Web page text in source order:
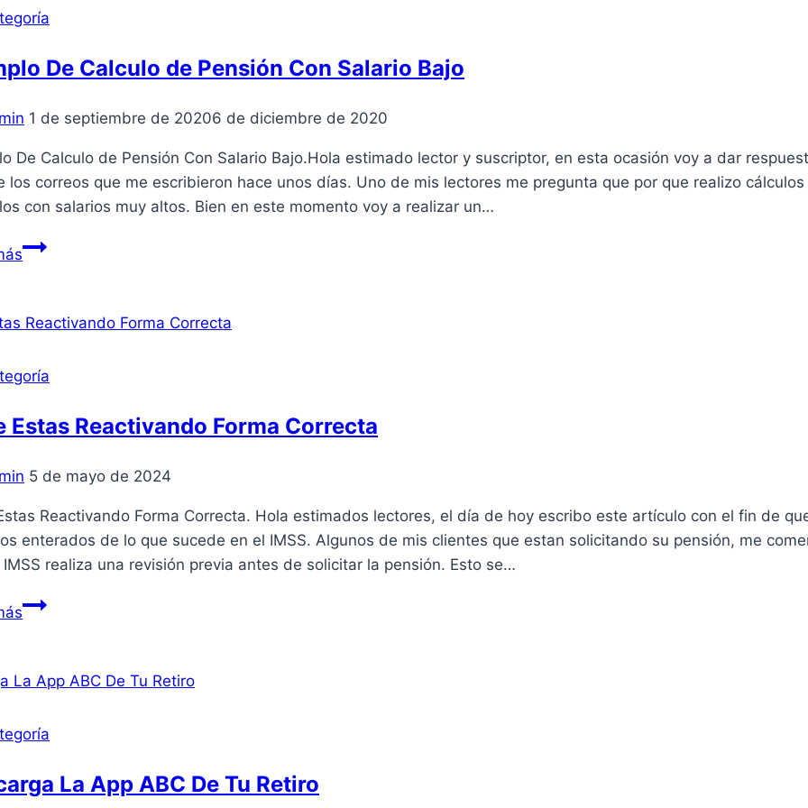
De Calculo de Pensión Con Salario Bajo
1 de septiembre de 20206 de diciembre de 2020
De Calculo de Pensión Con Salario Bajo.Hola estimado lector y suscriptor, en esta ocasión voy a dar
los correos que me escribieron hace unos días. Uno de mis lectores me pregunta que por que realizo cálculos
con salarios muy altos. Bien en este momento voy a realizar un…
Ejemplo
de
Con
Bajo
Estas Reactivando Forma Correcta
5 de mayo de 2024
Reactivando Forma Correcta. Hola estimados lectores, el día de hoy escribo este artículo con el fin de
enterados de lo que sucede en el IMSS. Algunos de mis clientes que estan solicitando su pensión, me
realiza una revisión previa antes de solicitar la pensión. Esto se…
Si
Reactivando
Correcta
La App ABC De Tu Retiro